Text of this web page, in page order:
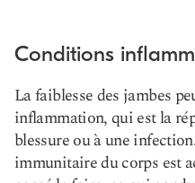
Conditions
La faiblesse des jambes
inflammation, qui est la
blessure ou à une
immunitaire du corps est